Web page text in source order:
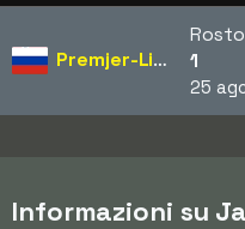
Premjer-Liga
1
25
Informazioni su